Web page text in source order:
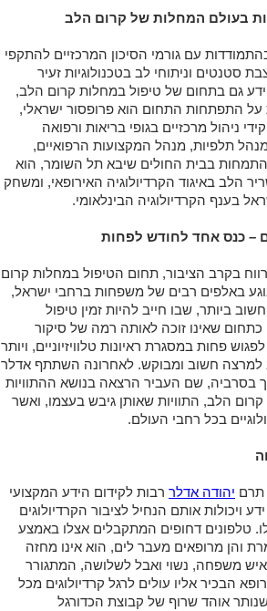
בעולם המחלות של קרום הלב
עם גורמי הסיכון המרכזיים להתקפי
סטנטים וניתוחי לב בטכנולוגיות זעיר
גם בתחום של טיפול במחלות קרום הלב,
על התפתחות התחום הוא פרופסור ישראלי,
ניהול מרכזיים בגופי בריאות ורפואה
תלפיות, מנהל המקצועות הרפואיים,
בבית החולים שיבא תל השומר, הוא
הלב באיגוד הקרדיולוגיה האירופאי, ומשחק
בענף הקרדיולוגיה הבינלאומי.
– כנס אחד לחודש לפחות
בקרב הציבור, תחום הטיפול במחלות קרום
באלפים רבים של משפחות ברחבי ישראל,
ביותר, שבו חייב להיות זמין טיפול
כתחום שאינו זוכה לאותה רמה של סיקור
פחות במסגרת ראיונות טלוויזיוניים, ויותר
למרצה חשוב ומבוקש. לאחרונה השתתף אדלר
בסרביה, שם העביר הרצאה בנושא ההתוויות
הלב, התוויות שאותן גיבש בעצמו, ואשר
בכל רחבי העולם.
תרם יהודה אדלר רבות לקידום הידע המקצועי
ויכולות אותם הנחיל לציבור הקרדיולוגים
טלפונים דחופים המתקבלים אצלו באמצע
והן מרופאים מעבר לים, הוא אינו מחזה
משפחה, נשוי ואבל לשלושה, המתגורר
הבכיר אליו עולים לרגל קרדיולוגים מכל
אוהד שרוף של קבוצת הכדורגל